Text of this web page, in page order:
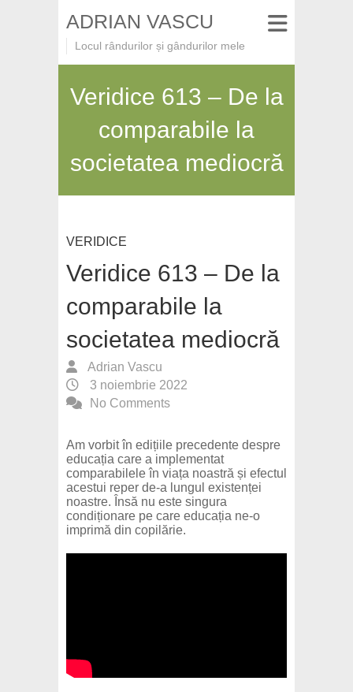
ADRIAN VASCU
Locul rândurilor și gândurilor mele
Veridice 613 – De la
comparabile la
societatea mediocră
VERIDICE
Veridice 613 – De la
comparabile la
societatea mediocră
Adrian Vascu
3 noiembrie 2022
No Comments
Am vorbit în edițiile precedente despre
educația care a implementat
comparabilele în viața noastră și efectul
acestui reper de-a lungul existenței
noastre. Însă nu este singura
condiționare pe care educația ne-o
imprimă din copilărie.